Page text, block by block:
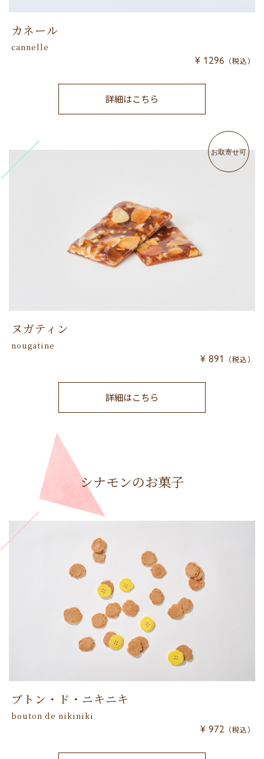
カネール
cannelle
¥ 1296 （税込）
詳細はこちら
ヌガティン
nougatine
¥ 891 （税込）
お取寄せ可
詳細はこちら
シナモンのお菓子
ブトン・ド・ニキニキ
bouton de nikiniki
¥ 972 （税込）